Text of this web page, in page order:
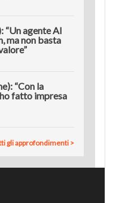
“Un agente AI
ma non basta
“Con la
fatto impresa
gli approfondimenti >